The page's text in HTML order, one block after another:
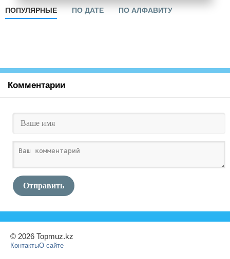
ПОПУЛЯРНЫЕ ПО ДАТЕ ПО АЛФАВИТУ
Комментарии
Отправить
© 2026 Topmuz.kz
КонтактыО сайте